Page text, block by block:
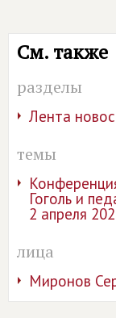
См. также
разделы
Лента
темы
Гоголь и
2 апреля
лица
Миронов